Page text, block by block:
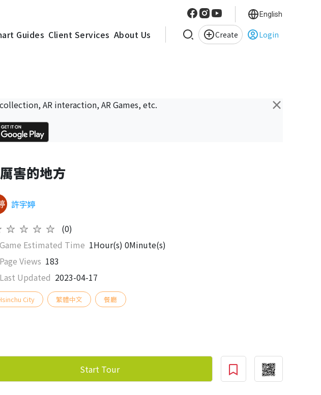
Guides Client Services About Us Create Login
English
×
AR interaction, AR Games, etc.
害的地方
許宇婷
(0)
Game Estimated Time 1Hour(s) 0Minute(s)
Page Views 183
Last Updated 2023-04-17
City 繁體中文 餐廳
Start Tour